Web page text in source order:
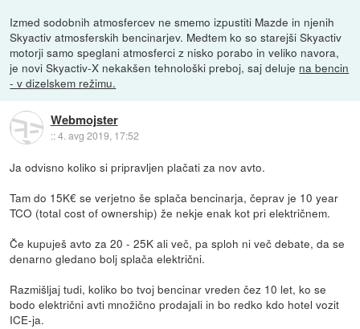
Izmed sodobnih atmosfercev ne smemo izpustiti Mazde in njenih
Skyactiv atmosferskih bencinarjev. Medtem ko so starejši Skyactiv
motorji samo speglani atmosferci z nisko porabo in veliko navora,
je novi Skyactiv-X nekakšen tehnološki preboj, saj deluje na bencin
- v dizelskem režimu.
Webmojster
::4. avg 2019, 17:52
Ja odvisno koliko si pripravljen plačati za nov avto.
Tam do 15K€ se verjetno še splača bencinarja, čeprav je 10 year
TCO (total cost of ownership) že nekje enak kot pri električnem.
Če kupuješ avto za 20 - 25K ali več, pa sploh ni več debate, da se
denarno gledano bolj splača električni.
Razmišljaj tudi, koliko bo tvoj bencinar vreden čez 10 let, ko se
bodo električni avti množično prodajali in bo redko kdo hotel vozit
ICE-ja.